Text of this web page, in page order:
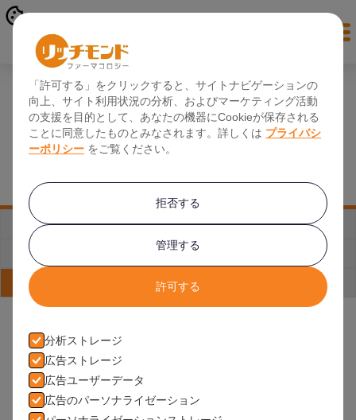
「許可する」をクリックすると、サイトナビゲーションの
向上、サイト利用状況の分析、およびマーケティング活動
の支援を目的として、あなたの機器にCookieが保存される
ことに同意したものとみなされます。詳しくは プライバシ
ーポリシー をご覧ください。
拒否する
管理する
許可する
分析ストレージ
広告ストレージ
広告ユーザーデータ
広告のパーソナライゼーション
私たちが治験ボランティアに選ばれる理由
リッチモンド・ファーマコロジーの治験に参加すると治験にかか
治験の流れ 安全性